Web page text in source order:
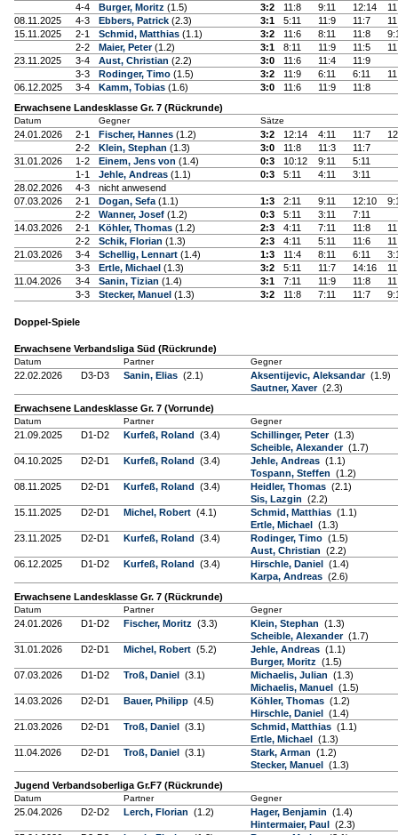
4-4
Burger, Moritz (1.5) 3:2 11:8 9:11 12:14
08.11.2025
4-3 Ebbers, Patrick (2.3) 3:1 5:11 11:9 11:7
15.11.2025
2-1 Schmid, Matthias (1.1) 3:2 11:6 8:11 11:8
2-2
Maier, Peter(1.2) 3:1 8:11 11:9 11:5
23.11.2025
3-4 Aust, Christian (2.2) 3:0 11:6 11:4
11:9
3-3
Rodinger, Timo (1.5) 3:2 11:9 6:11 6:11
06.12.2025
3-4 Kamm, Tobias (1.6) 3:0 11:6 11:9
11:8
Erwachsene Landesklasse Gr. 7 (Rückrunde)
Datum Gegner Sätze
24.01.2026 2-1 Fischer, Hannes (1.2) 3:2 12:14 4:11 11:7
2-2
Klein, Stephan (1.3) 3:0 11:8 11:3
11:7
31.01.2026
1-2 Einem, Jens von (1.4) 0:3 10:12 9:11
5:11
1-1
Jehle, Andreas (1.1) 0:3 5:11 4:11
3:11
28.02.2026
4-3
nicht anwesend
07.03.2026
2-1 Dogan, Sefa (1.1) 1:3 2:11 9:11 12:10
2-2
Wanner, Josef (1.2) 0:3 5:11 3:11
7:11
14.03.2026
2-1 Köhler, Thomas (1.2) 2:3 4:11 7:11 11:8
2-2
Schik, Florian (1.3) 2:3 4:11 5:11 11:6
21.03.2026
3-4 Schellig, Lennart (1.4) 1:3 11:4 8:11 6:11
3-3
Ertle, Michael (1.3) 3:2 5:11 11:7 14:16
11.04.2026
3-4 Sanin, Tizian (1.4) 3:1 7:11 11:9 11:8
3-3
Stecker, Manuel (1.3) 3:2 11:8 7:11 11:7
Doppel-Spiele
Erwachsene Verbandsliga Süd (Rückrunde)
Datum Partner Gegner
22.02.2026 D3-D3 Sanin, Elias (2.1) Aksentijevic, Aleksandar (1.9)
Sautner, Xaver (2.3)
Erwachsene Landesklasse Gr. 7 (Vorrunde)
Datum Partner Gegner
21.09.2025 D1-D2 Kurfeß, Roland (3.4) Schillinger, Peter (1.3)
Scheible, Alexander (1.7)
04.10.2025
D2-D1 Kurfeß, Roland (3.4) Jehle, Andreas (1.1)
Tospann, Steffen (1.2)
08.11.2025
D2-D1 Kurfeß, Roland (3.4) Heidler, Thomas (2.1)
Sis, Lazgin (2.2)
15.11.2025
D2-D1 Michel, Robert (4.1) Schmid, Matthias (1.1)
Ertle, Michael (1.3)
23.11.2025
D2-D1 Kurfeß, Roland (3.4) Rodinger, Timo (1.5)
Aust, Christian (2.2)
06.12.2025
D1-D2 Kurfeß, Roland (3.4) Hirschle, Daniel (1.4)
Karpa, Andreas (2.6)
Erwachsene Landesklasse Gr. 7 (Rückrunde)
Datum Partner Gegner
24.01.2026 D1-D2 Fischer, Moritz (3.3) Klein, Stephan (1.3)
Scheible, Alexander (1.7)
31.01.2026
D2-D1 Michel, Robert (5.2) Jehle, Andreas (1.1)
Burger, Moritz (1.5)
07.03.2026
D1-D2 Troß, Daniel (3.1) Michaelis, Julian (1.3)
Michaelis, Manuel (1.5)
14.03.2026
D2-D1 Bauer, Philipp (4.5) Köhler, Thomas (1.2)
Hirschle, Daniel (1.4)
21.03.2026
D2-D1 Troß, Daniel (3.1) Schmid, Matthias (1.1)
Ertle, Michael (1.3)
11.04.2026
D2-D1 Troß, Daniel (3.1) Stark, Arman (1.2)
Stecker, Manuel (1.3)
Jugend Verbandsoberliga Gr.F7 (Rückrunde)
Datum Partner Gegner
25.04.2026 D2-D2 Lerch, Florian (1.2) Hager, Benjamin (1.4)
Hintermaier, Paul (2.3)